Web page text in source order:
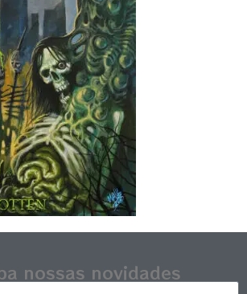
nossas novidades